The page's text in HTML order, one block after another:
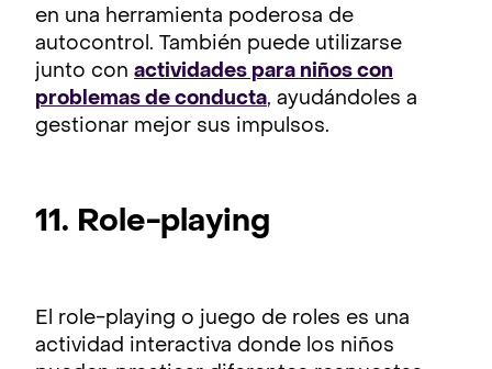
en una herramienta poderosa de
autocontrol. También puede utilizarse
junto con actividades para niños con
problemas de conducta, ayudándoles a
gestionar mejor sus impulsos.
11. Role-playing
El role-playing o juego de roles es una
actividad interactiva donde los niños